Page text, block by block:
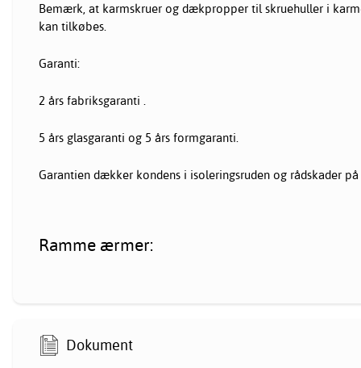
Bemærk, at karmskruer og dækpropper til skruehuller i
kan tilkøbes.
Garanti:
2 års fabriksgaranti .
5 års glasgaranti og 5 års formgaranti.
Garantien dækker kondens i isoleringsruden og rådskader
Ramme ærmer:
Dokument